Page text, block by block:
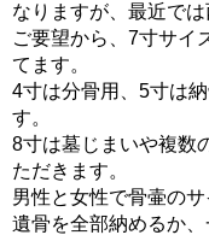
なりますが、最近で
ご要望から、7寸サイ
てます。
4寸は分骨用、5寸は
す。
8寸は墓じまいや複数
ただきます。
男性と女性で骨壷のサ
遺骨を全部納めるか